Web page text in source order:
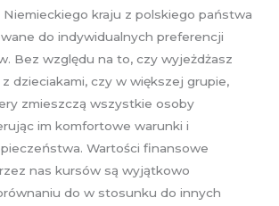
kraju z polskiego państwa
do indywidualnych preferencji
Bez względu na to, czy wyjeżdżasz
z dzieciakami, czy w większej grupie,
zmieszczą wszystkie osoby
im komfortowe warunki i
Wartości finansowe
nas kursów są wyjątkowo
do w stosunku do innych